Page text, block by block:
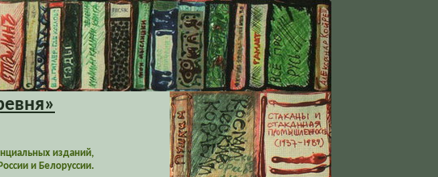
изданий,
и Белоруссии.